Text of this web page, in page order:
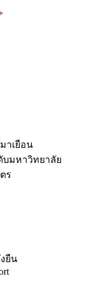
าเยือน
บมหาวิทยาลัย
ร
ยืน